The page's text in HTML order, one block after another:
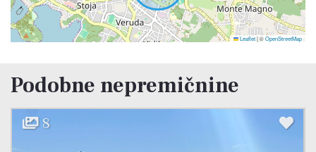
Leaflet|©OpenStreetMap
Podobne nepremičnine